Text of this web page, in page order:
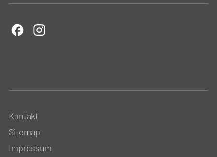
Kontakt
Sitemap
Impressum